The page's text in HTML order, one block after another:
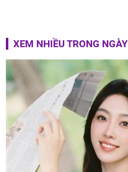
XEM NHIỀU TRONG NGÀY